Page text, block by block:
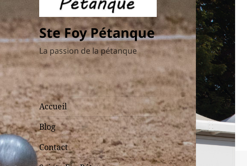
Ste Foy Pétanque
La passion de la pétanque
Accueil
Blog
Contact